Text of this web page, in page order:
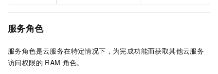
服务角色
服务角色是云服务在特定情况下，为完成功能而获取其他云服务
访问权限的 RAM 角色。